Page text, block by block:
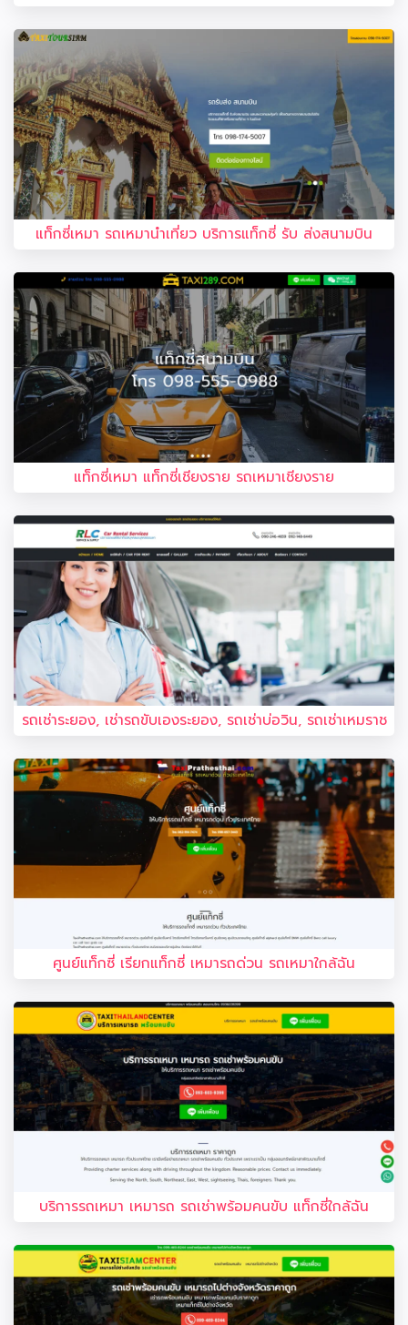
แท็กซี่เหมา รถเหมานำเที่ยว บริการแท็กซี่ รับ ส่งสนามบิน
แท็กซี่เหมา แท็กซี่เชียงราย รถเหมาเชียงราย
รถเช่าระยอง, เช่ารถขับเองระยอง, รถเช่าบ่อวิน, รถเช่าเหมราช
ศูนย์แท็กซี่ เรียกแท็กซี่ เหมารถด่วน รถเหมาใกล้ฉัน
บริการรถเหมา เหมารถ รถเช่าพร้อมคนขับ แท็กซี่ใกล้ฉัน